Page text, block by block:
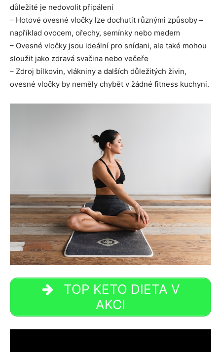
důležité je nedovolit připálení
– Hotové ovesné vločky lze dochutit různými způsoby –
například ovocem, ořechy, semínky nebo medem
– Ovesné vločky jsou ideální pro snídani, ale také mohou
sloužit jako zdravá svačina nebo večeře
– Zdroj bílkovin, vlákniny a dalších důležitých živin,
ovesné vločky by neměly chybět v žádné fitness kuchyni.
TOP KETO DIETA V
AKCI